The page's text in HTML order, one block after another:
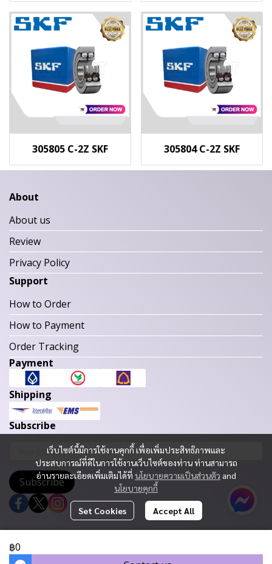
305805 C-2Z SKF 305804 C-2Z SKF
฿0
เว็บไซต์นี้มีการใช้งานคุกกี้ เพื่อเพิ่มประสิทธิภาพและ
ประสบการณ์ที่ดีในการใช้งานเว็บไซต์ของท่าน ท่านสามารถ
อ่านรายละเอียดเพิ่มเติมได้ที่ นโยบายความเป็นส่วนตัว and
นโยบายคุกกี้
Set Cookies Accept All
About
About us
Review
Privacy Policy
Support
How to Order
How to Payment
Order Tracking
Payment
Shipping
Subscribe
Subscribe
Today Visitor1,341